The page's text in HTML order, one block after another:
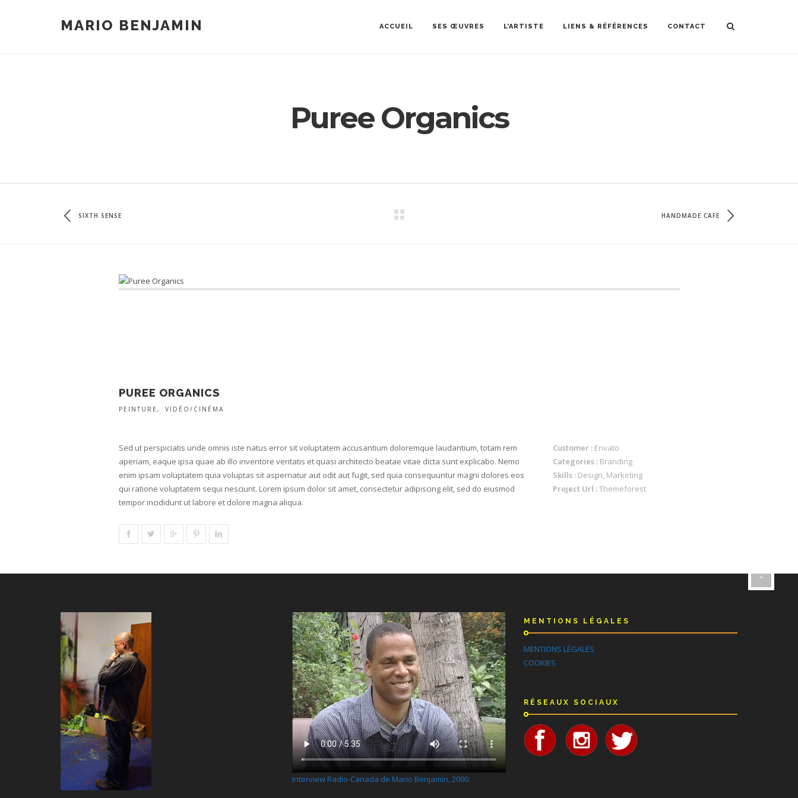
MARIO BENJAMIN ACCUEIL SES ŒUVRES L’ARTISTE LIENS & RÉFÉRENCES CONTACT
Puree Organics
SIXTH SENSE HANDMADE CAFE
PUREE ORGANICS
PEINTURE VIDÉO/CINÉMA
Sed ut perspiciatis unde omnis iste natus error sit voluptatem accusantium doloremque laudantium, totam rem
aperiam, eaque ipsa quae ab illo inventore veritatis et quasi architecto beatae vitae dicta sunt explicabo. Nemo
enim ipsam voluptatem quia voluptas sit aspernatur aut odit aut fugit, sed quia consequuntur magni dolores eos
qui ratione voluptatem sequi nesciunt. Lorem ipsum dolor sit amet, consectetur adipiscing elit, sed do eiusmod
tempor incididunt ut labore et dolore magna aliqua.
Customer :Envato
Categories :Branding
Skills : Design, Marketing
Project Url :Themeforest
Interview Radio-Canada de Mario Benjamin, 2000.
MENTIONS LÉGALES
MENTIONS LÉGALES
COOKIES
RÉSEAUX SOCIAUX